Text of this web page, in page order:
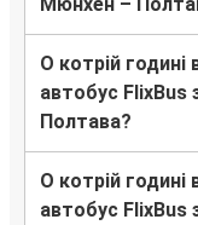
О котрій
автобус
Полтава?
О котрій годині
автобус